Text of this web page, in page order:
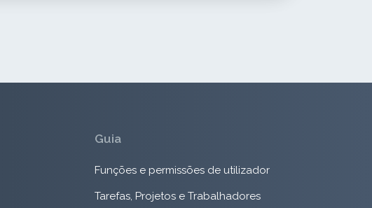
Guia
Funções e permissões de utilizador
Tarefas, Projetos e Trabalhadores